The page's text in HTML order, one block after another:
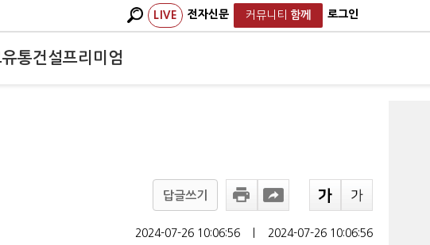
LIVE 전자신문 커뮤니티 함께 로그인
유통건설프리미엄
답글쓰기
2024-07-26 10:06:56 2024-07-26 10:06:56